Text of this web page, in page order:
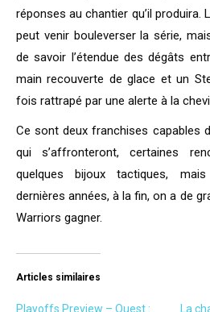
réponses au chantier qu’il produira.
peut venir bouleverser la série,
de savoir l’étendue des dégâts
main recouverte de glace et un
fois rattrapé par une alerte à la
Ce sont deux franchises capables
qui s’affronteront, certaines
quelques bijoux tactiques,
dernières années, à la fin, on a de
Warriors gagner.
Articles similaires
Playoffs Preview – Ouest :
La